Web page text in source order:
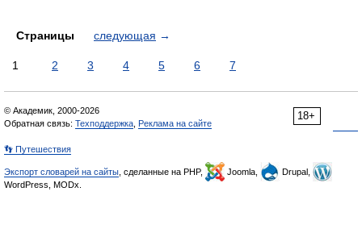
Страницы следующая →
1 2 3 4 5 6 7
18+
© Академик, 2000-2026
Обратная связь: Техподдержка Реклама на сайте
👣 Путешествия
Экспорт словарей на сайты , сделанные на PHP, Joomla,
Drupal,
WordPress, MODx.